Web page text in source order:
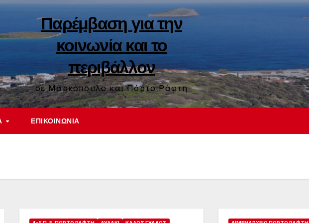
Παρέμβαση για την
κοινωνία και το
περιβάλλον
σε Μαρκόπουλο και Πόρτο Ράφτη
ΕΠΙΚΟΙΝΩΝΊΑ